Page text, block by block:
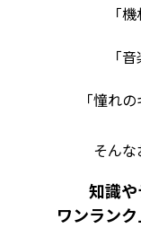
「
「
「憧れ
そんな
知識や
ワンラン